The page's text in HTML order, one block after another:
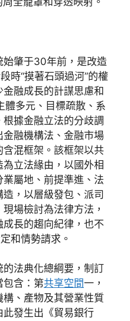
肇于30年前，是改造
時“摸著石頭過河”的權
融成長的計謀思慮和
多元、目標疏散、系
據金融立法的分歧調
融機構法、金融市場
含混框架。該框架以共
立法緣由，以國外相
屬地、前提準進、法
，以層級發包、派司
現場檢討為法律方法，
長的趨向紀律，也不
和情勢請求。
法典化總綱要，制訂
包含：第共享空間一，
、產物及其營業性質
發生出《貿易銀行